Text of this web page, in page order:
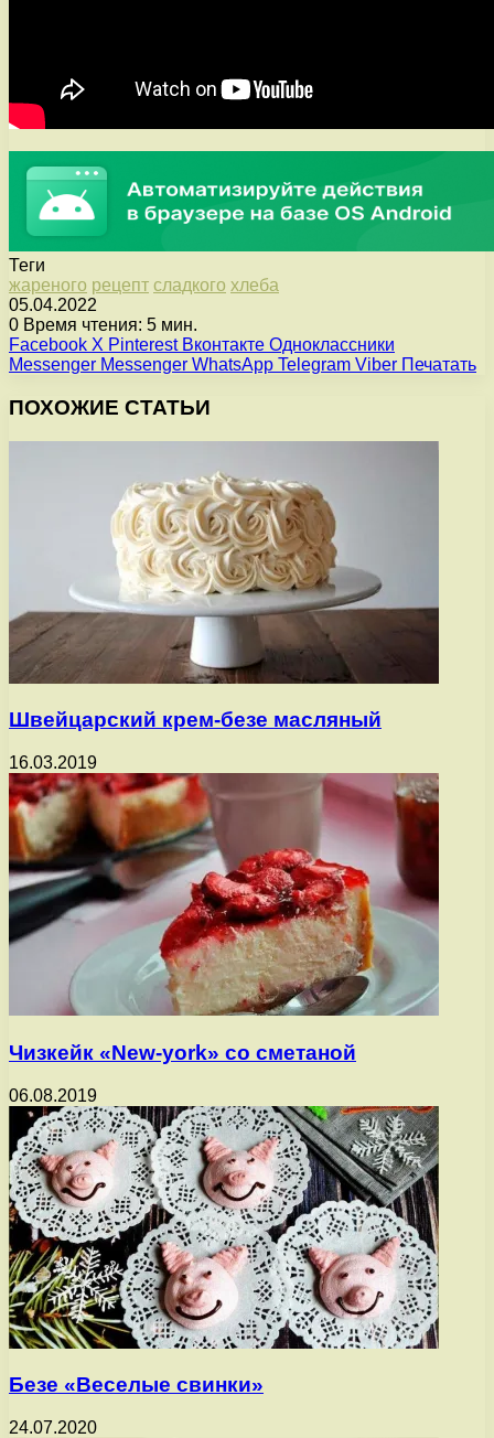
Теги
жареного рецепт сладкого хлеба
05.04.2022
0 Время чтения: 5 мин.
Facebook X Pinterest Вконтакте Одноклассники
Messenger Messenger WhatsApp Telegram Viber Печатать
ПОХОЖИЕ СТАТЬИ
Швейцарский крем-безе масляный
16.03.2019
Чизкейк «New-york» со сметаной
06.08.2019
Безе «Веселые свинки»
24.07.2020